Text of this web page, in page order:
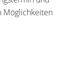
Möglichkeiten